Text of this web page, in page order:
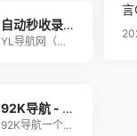
自动秒收录_秒收录网站导航_网站秒收录 - YL导航网
YL导航网（www.yulinzhan.cn）为
92K导航 - 免费自动秒收录网址导航
92K导航一个免费自动收录优秀网站的网址导航，为
言